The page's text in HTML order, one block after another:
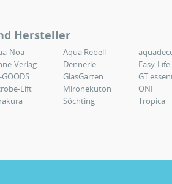
Hersteller
Noa Aqua Rebell
Verlag Dennerle Easy-Life
GlasGarten GT
Lift Mironekuton ONF
Söchting Tropica